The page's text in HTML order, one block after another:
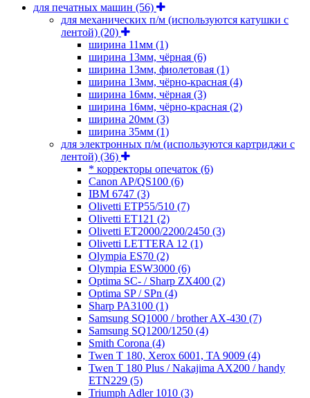
для печатных машин (56)
для механических п/м (используются катушки с
лентой) (20)
ширина 11мм (1)
ширина 13мм, чёрная (6)
ширина 13мм, фиолетовая (1)
ширина 13мм, чёрно-красная (4)
ширина 16мм, чёрная (3)
ширина 16мм, чёрно-красная (2)
ширина 20мм (3)
ширина 35мм (1)
для электронных п/м (используются картриджи с
лентой) (36)
* корректоры опечаток (6)
Canon AP/QS100 (6)
IBM 6747 (3)
Olivetti ETP55/510 (7)
Olivetti ET121 (2)
Olivetti ET2000/2200/2450 (3)
Olivetti LETTERA 12 (1)
Olympia ES70 (2)
Olympia ESW3000 (6)
Optima SC- / Sharp ZX400 (2)
Optima SP / SPn (4)
Sharp PA3100 (1)
Samsung SQ1000 / brother AX-430 (7)
Samsung SQ1200/1250 (4)
Smith Corona (4)
Twen T 180, Xerox 6001, TA 9009 (4)
Twen T 180 Plus / Nakajima AX200 / handy
ETN229 (5)
Triumph Adler 1010 (3)